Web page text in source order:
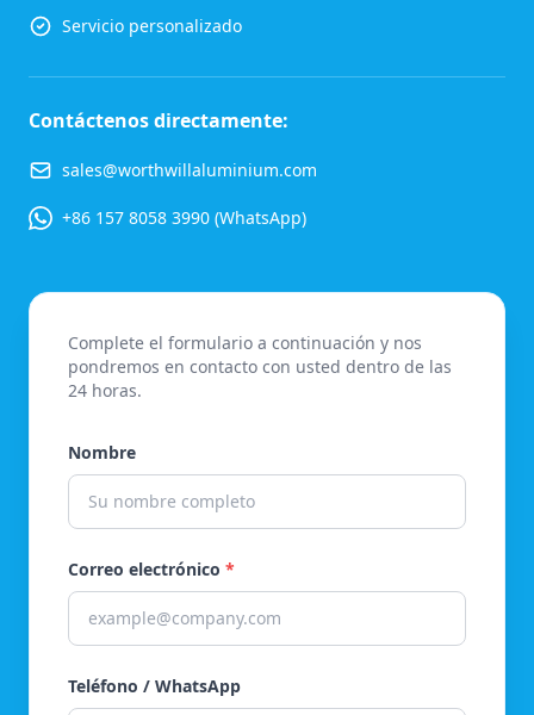
Servicio personalizado
Contáctenos directamente:
sales@worthwillaluminium.com
+86 157 8058 3990 (WhatsApp)
Complete el formulario a continuación y nos
pondremos en contacto con usted dentro de las
24 horas.
Nombre
Correo electrónico *
Teléfono / WhatsApp